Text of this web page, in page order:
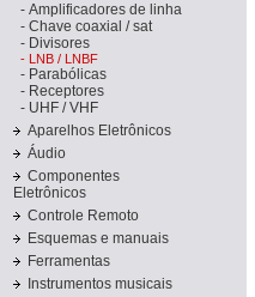
- Amplificadores de linha
- Chave coaxial / sat
- Divisores
- LNB / LNBF
- Parabólicas
- Receptores
- UHF / VHF
Aparelhos Eletrônicos
Áudio
Componentes
Eletrônicos
Controle Remoto
Esquemas e manuais
Ferramentas
Instrumentos musicais